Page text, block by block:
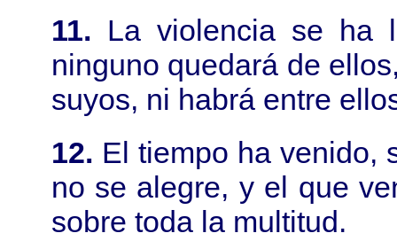
11. La violencia se ha
ninguno quedará de
suyos, ni habrá entre
12. El tiempo ha venido,
no se alegre, y el que
sobre toda la multitud.